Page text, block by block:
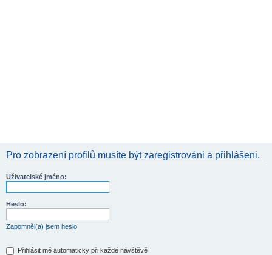
Pro zobrazení profilů musíte být zaregistrováni a přihlášeni.
Uživatelské jméno:
Heslo:
Zapomněl(a) jsem heslo
Přihlásit mě automaticky při každé návštěvě